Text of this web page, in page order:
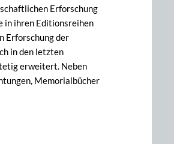
Erforschung
in ihren Editionsreihen
Erforschung der
in den letzten
erweitert. Neben
Memorialbücher